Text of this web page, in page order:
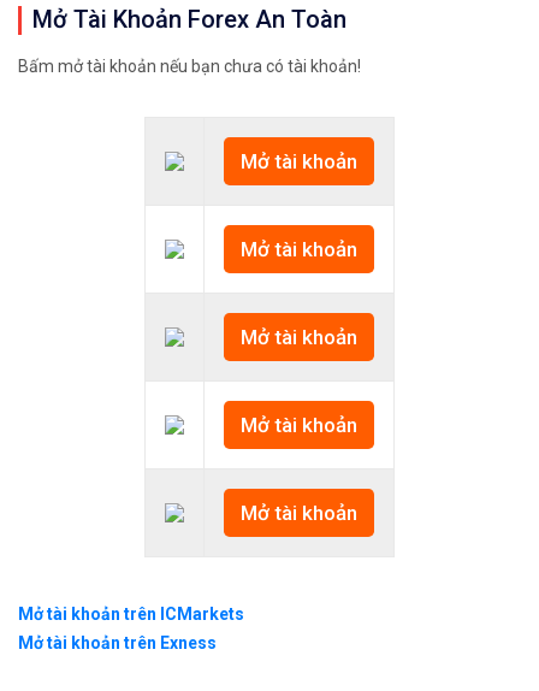
Mở Tài Khoản Forex An Toàn
Bấm mở tài khoản nếu bạn chưa có tài khoản!
Mở tài khoản
Mở tài khoản
Mở tài khoản
Mở tài khoản
Mở tài khoản
Mở tài khoản trên ICMarkets
Mở tài khoản trên Exness